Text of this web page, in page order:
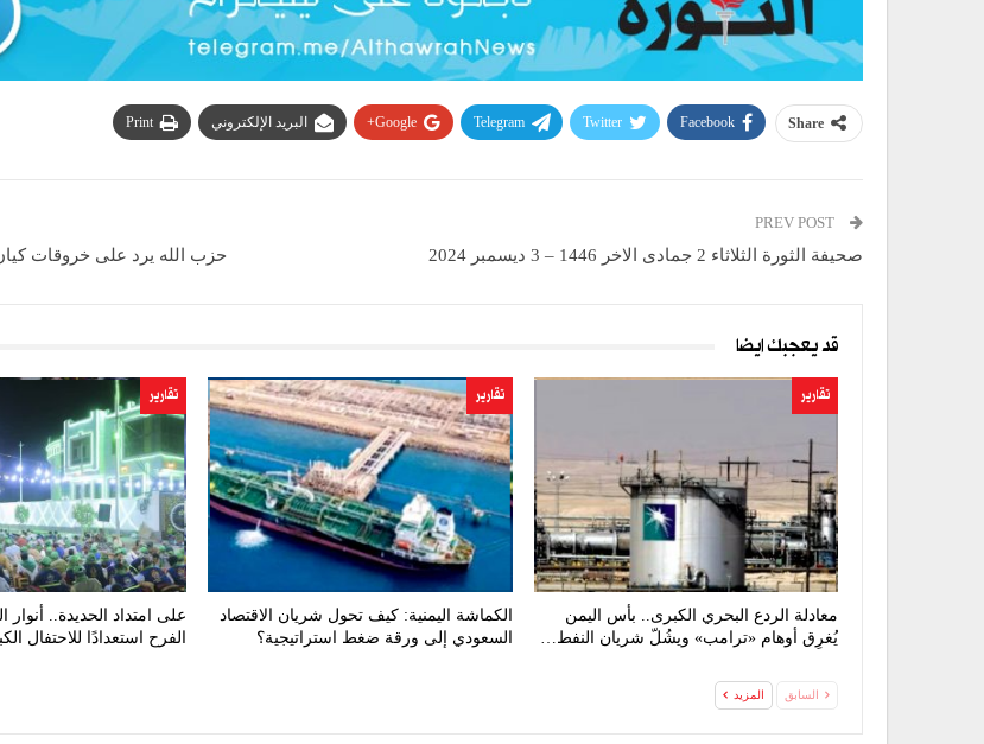
Share
Facebook
Twitter
Telegram
Google+ البريد الإلكتروني Print
صحيفة الثورة الثلاثاء 2 جمادى الاخر 1446 – 3 ديسمبر 2024 حزب الله يرد على خروقات
قد يعجبك ايضا
تقارير
معادلة الردع البحري الكبرى.. بأس اليمن
يُغرِق أوهام «ترامب» ويشُلّ شريان النفط…
تقارير
الكماشة اليمنية: كيف تحول شريان الاقتصاد
السعودي إلى ورقة ضغط استراتيجية؟
تقارير
على امتداد الحديدة.. أنوار
الفرح استعدادًا للاحتفال
السابق المزيد